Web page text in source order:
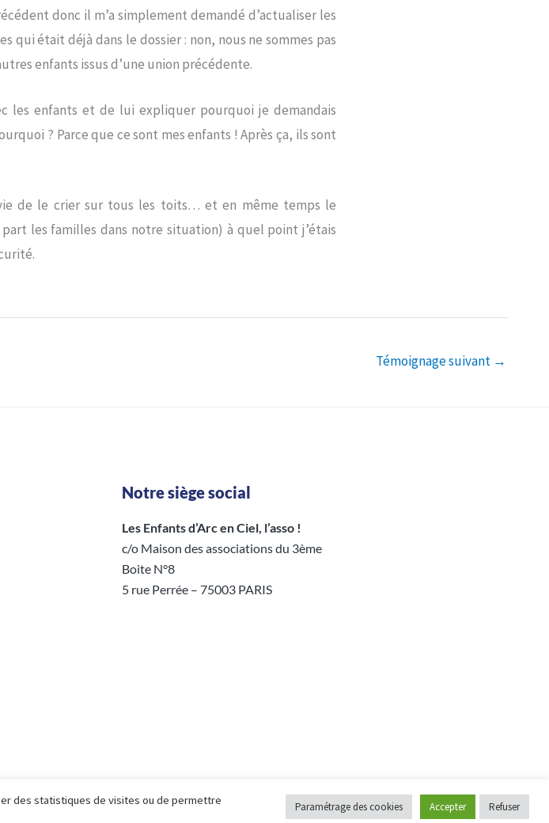
donc il m’a simplement demandé d’actualiser les
était déjà dans le dossier : non, nous ne sommes pas
enfants issus d’une union précédente.
les enfants et de lui expliquer pourquoi je demandais
? Parce que ce sont mes enfants ! Après ça, ils sont
de le crier sur tous les toits… et en même temps le
les familles dans notre situation) à quel point j’étais
Témoignage suivant →
Notre siège social
Les Enfants d’Arc en Ciel, l’asso !
c/o Maison des associations du 3ème
Boite N°8
5 rue Perrée – 75003 PARIS
des statistiques de visites ou de permettre
Paramétrage des cookies Accepter Refuser